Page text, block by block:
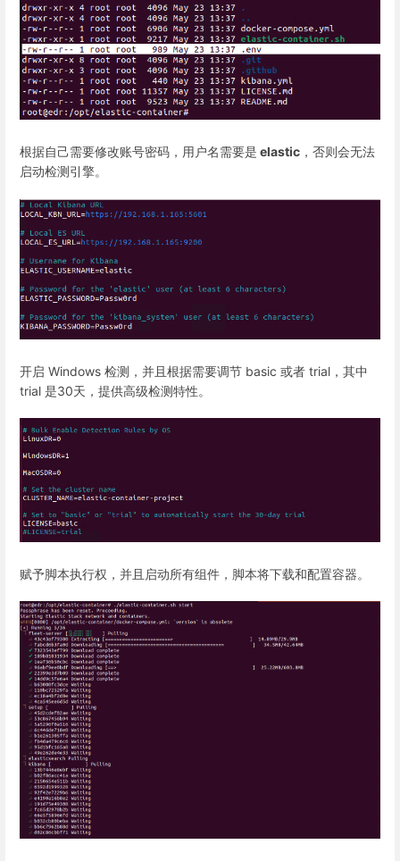
根据自己需要修改账号密码，用户名需要是 elastic ，否则会无法
启动检测引擎。
开启 Windows 检测，并且根据需要调节 basic 或者 trial，其中
trial 是30天，提供高级检测特性。
赋予脚本执行权，并且启动所有组件，脚本将下载和配置容器。